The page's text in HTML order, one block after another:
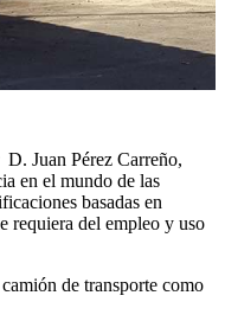
Juan Pérez Carreño,
en el mundo de las
basadas en
requiera del empleo y uso
de transporte como